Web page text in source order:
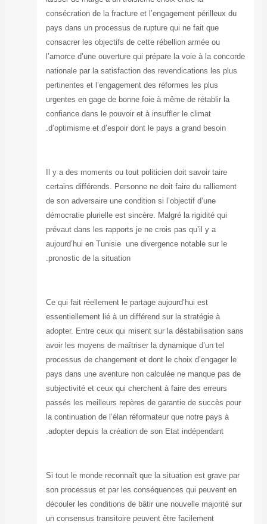
consécration de
pays dans un
consacrer les
l’amorce d’une
nationale par
pertinentes et
urgentes en
confiance dans
d’optimisme et
Il y a des
certains
de son
démocratie
prévaut dans
aujourd’hui en
essentiellement
adopter. Entre
avoir les
processus de
pays dans une
subjectivité et
passés les
la continuation
adopter depuis
Si tout le
son processus
découler les
un consensus